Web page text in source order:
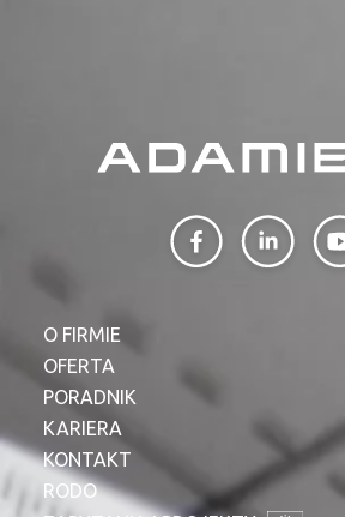
O FIRMIE
OFERTA
PORADNIK
KARIERA
KONTAKT
RODO